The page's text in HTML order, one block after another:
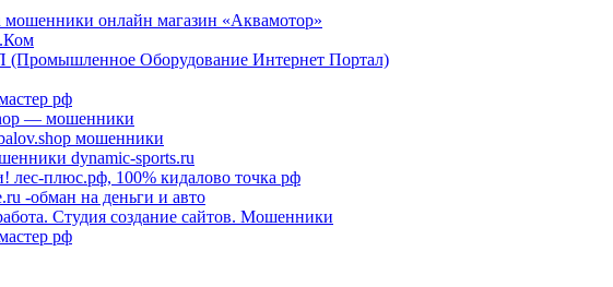
мошенники онлайн магазин «Аквамотор»
Оборудование Интернет Портал)
рф
— мошенники
мошенники
dynamic-sports.ru
лес-плюс.рф, 100% кидалово точка рф
-обман на деньги и авто
Студия создание сайтов. Мошенники
рф